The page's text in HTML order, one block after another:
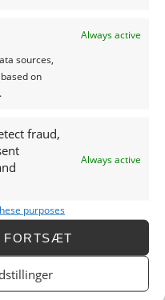
Always active
sources,
on
fraud,
Always active
purposes
FORTSÆT